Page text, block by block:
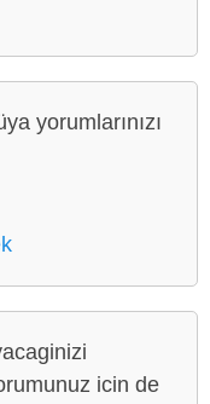
yorumlarınızı
icin de